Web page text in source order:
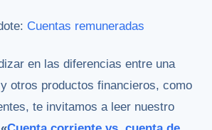
Cuentas remuneradas
en las diferencias entre una
otros productos financieros, como
te invitamos a leer nuestro